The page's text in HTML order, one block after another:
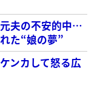
元夫の不安的中…
た“娘の夢”
ンカして怒る広